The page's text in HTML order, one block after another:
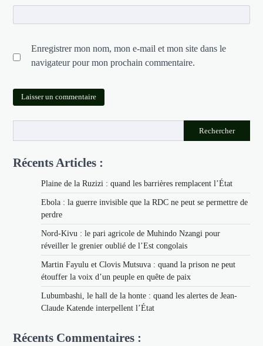
Enregistrer mon nom, mon e-mail et mon site dans le
navigateur pour mon prochain commentaire.
Rechercher
Récents Articles :
Plaine de la Ruzizi : quand les barrières remplacent l’État
Ebola : la guerre invisible que la RDC ne peut se permettre de
perdre
Nord-Kivu : le pari agricole de Muhindo Nzangi pour
réveiller le grenier oublié de l’Est congolais
Martin Fayulu et Clovis Mutsuva : quand la prison ne peut
étouffer la voix d’un peuple en quête de paix
Lubumbashi, le hall de la honte : quand les alertes de Jean-
Claude Katende interpellent l’État
Récents Commentaires :